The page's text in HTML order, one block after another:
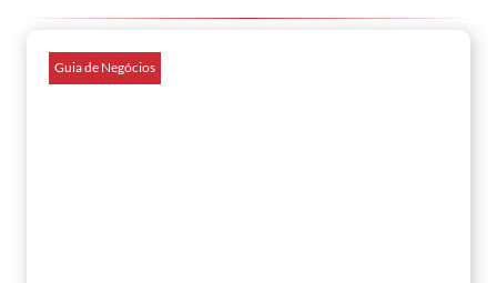
Guia de Negócios